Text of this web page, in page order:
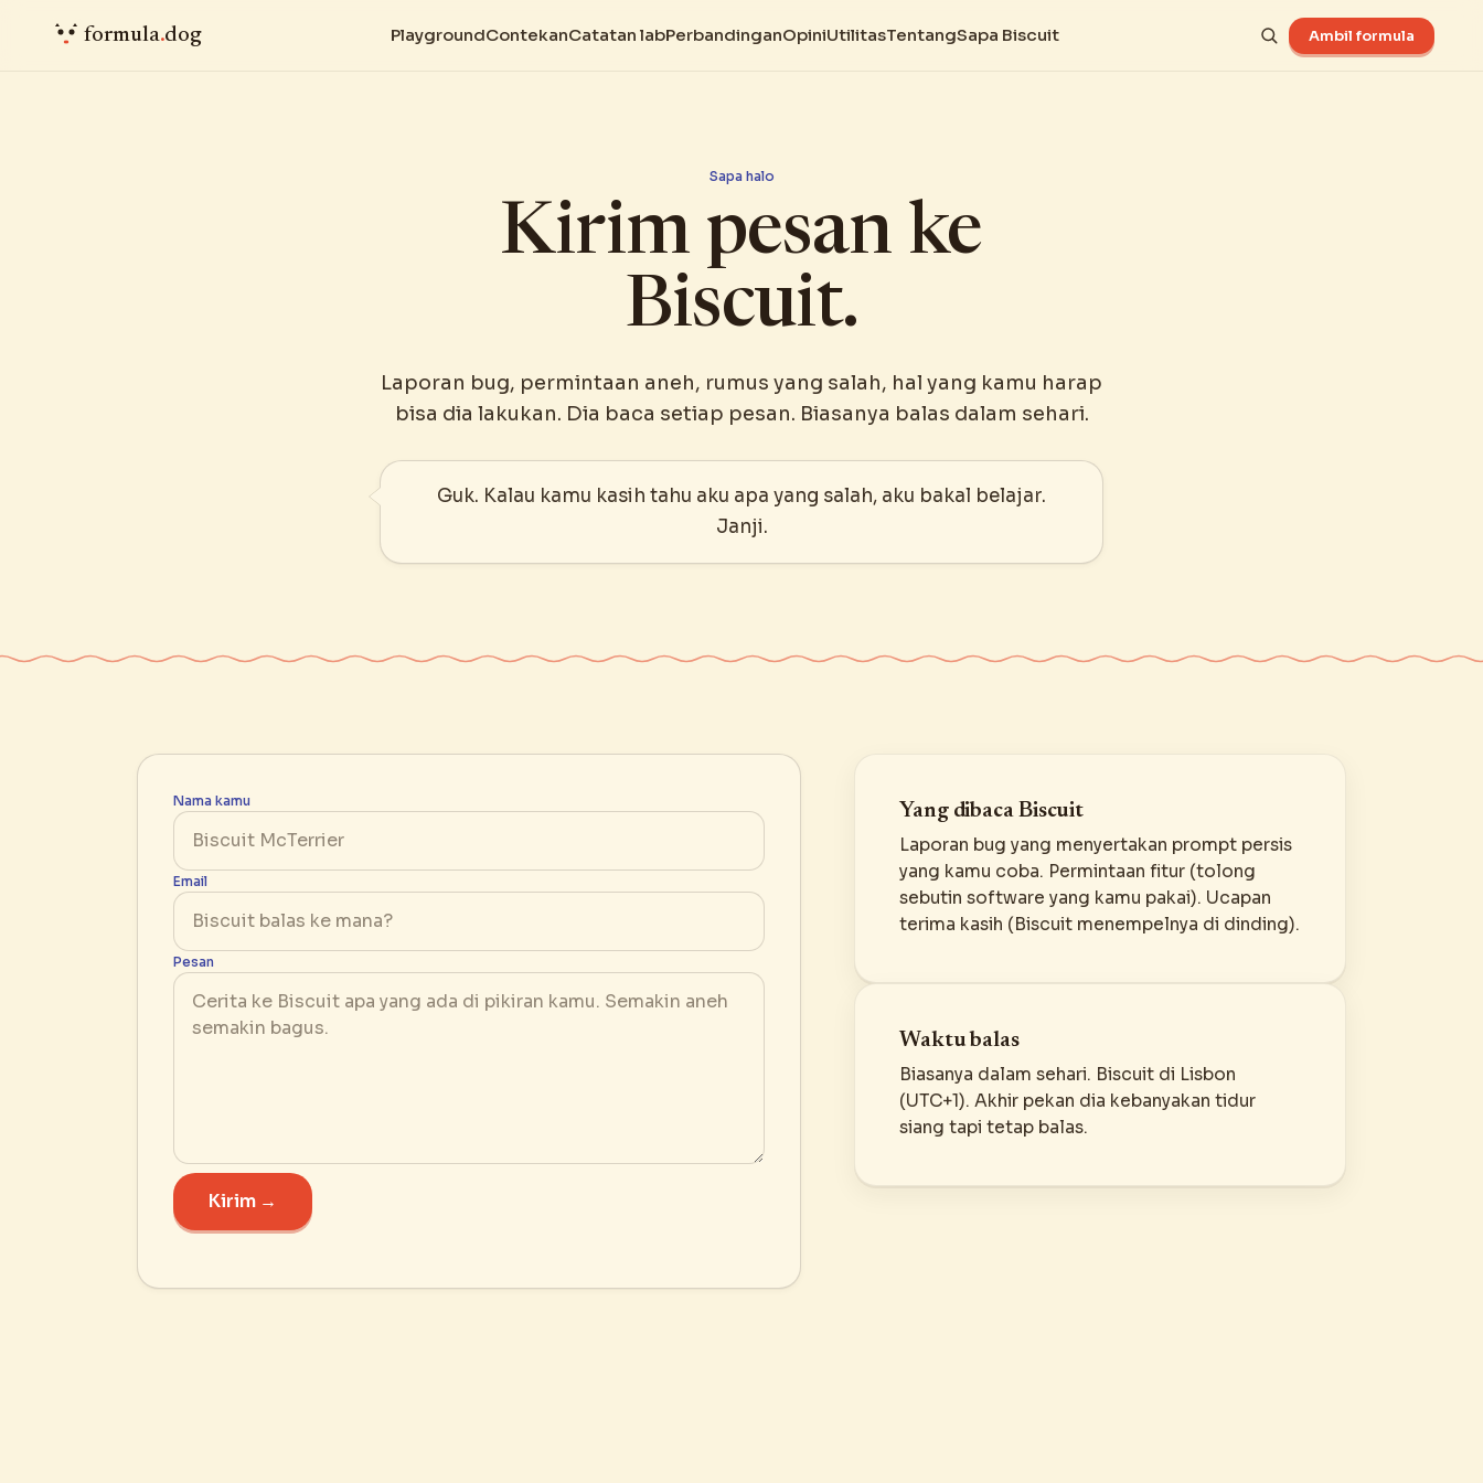
formula.dog PlaygroundContekanCatatan labPerbandinganOpiniUtilitasTentangSapa Biscuit Ambil formula
Sapa halo
Kirim pesan ke
Biscuit.
Laporan bug, permintaan aneh, rumus yang salah, hal yang kamu harap
bisa dia lakukan. Dia baca setiap pesan. Biasanya balas dalam sehari.
Guk. Kalau kamu kasih tahu aku apa yang salah, aku bakal belajar.
Janji.
Nama kamu
Email
Pesan
Kirim →
Yang dibaca Biscuit
Laporan bug yang menyertakan prompt persis
yang kamu coba. Permintaan fitur (tolong
sebutin software yang kamu pakai). Ucapan
terima kasih (Biscuit menempelnya di dinding).
Waktu balas
Biasanya dalam sehari. Biscuit di Lisbon
(UTC+1). Akhir pekan dia kebanyakan tidur
siang tapi tetap balas.